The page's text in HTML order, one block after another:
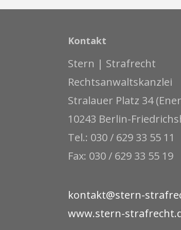
Kontakt
Stern | Strafrecht
Rechtsanwaltskanzlei
Stralauer Platz 34
10243 Berlin-
Tel.: 030 / 629 33 55 11
Fax: 030 / 629 33 55 19
kontakt@stern-
www.stern-